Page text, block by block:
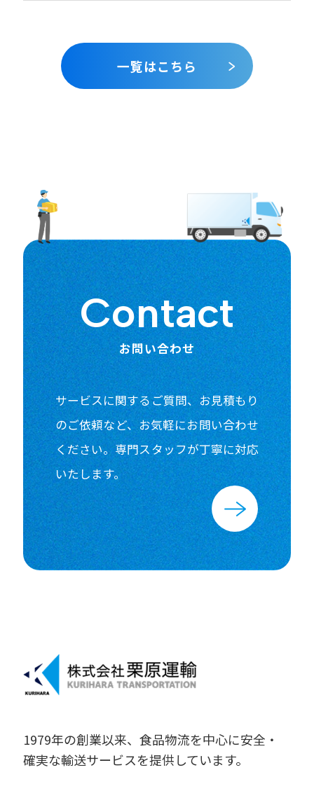
一覧はこちら
Contact
お問い合わせ
サービスに関するご質問、お見積もり
のご依頼など、お気軽にお問い合わせ
ください。専門スタッフが丁寧に対応
いたします。
1979年の創業以来、食品物流を中心に安全・
確実な輸送サービスを提供しています。